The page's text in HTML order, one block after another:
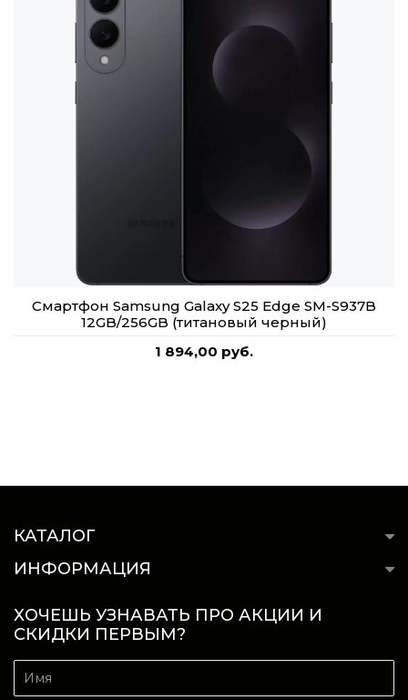
Смартфон Samsung Galaxy S25 Edge SM-S937B
12GB/256GB (титановый черный)
1 894,00 руб.
КАТАЛОГ
ИНФОРМАЦИЯ
ХОЧЕШЬ УЗНАВАТЬ ПРО АКЦИИ И
СКИДКИ ПЕРВЫМ?